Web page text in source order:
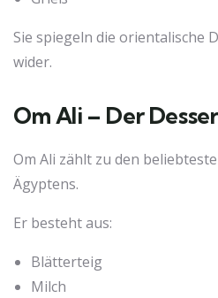
Sie spiegeln die orientalische
wider.
Om Ali – Der
Om Ali zählt zu den
Ägyptens.
Er besteht aus:
Blätterteig
Milch